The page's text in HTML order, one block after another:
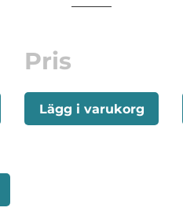
Pris
Lägg i varukorg